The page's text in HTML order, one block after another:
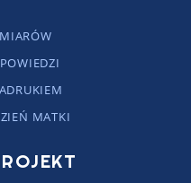
MATKI